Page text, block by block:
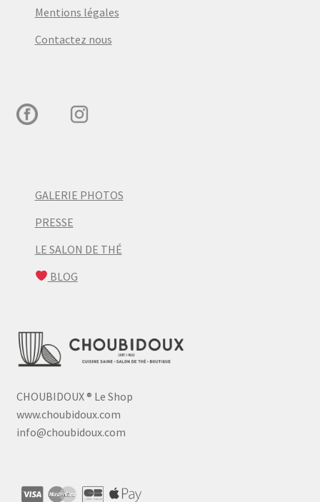
Mentions légales
Contactez nous
GALERIE PHOTOS
PRESSE
LE SALON DE THÉ
BLOG
CHOUBIDOUX® Le Shop
www.choubidoux.com
info@choubidoux.com